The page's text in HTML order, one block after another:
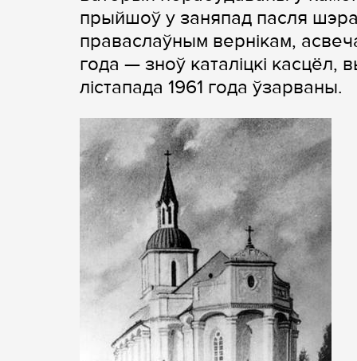
прыйшоў у заняпад пасля
праваслаўным вернікам,
года — зноў каталіцкі касцёл,
лістапада 1961 года ўзарваны.